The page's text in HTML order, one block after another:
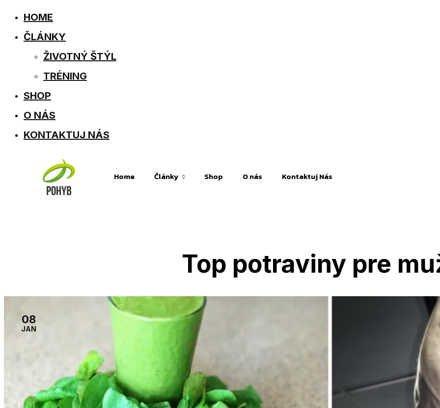
HOME
ČLÁNKY
ŽIVOTNÝ ŠTÝL
TRÉNING
SHOP
O NÁS
KONTAKTUJ NÁS
Home Články Shop O nás Kontaktuj Nás
Top potraviny pre
08
JAN